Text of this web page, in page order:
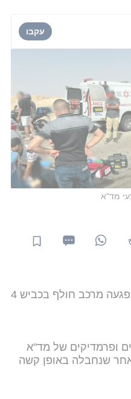
עקבו
מד"א
טרגדיה בשרון: ילדה בת 13 נפגעה מרכב חולף בכביש 4
ופרמדיקים של מד"א
שנחבלה באופן קשה